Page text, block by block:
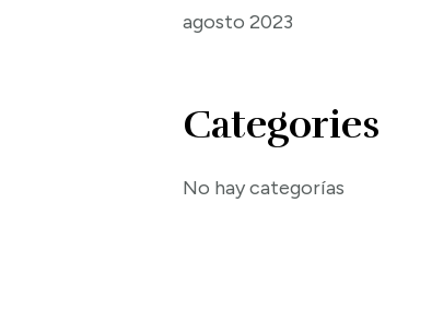
agosto 2023
Categories
No hay categorías